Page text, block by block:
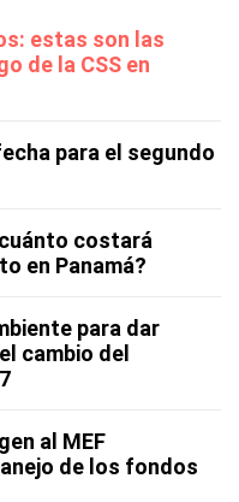
estas son las
de la CSS en
para el segundo
costará
en Panamá?
para dar
cambio del
al MEF
de los fondos